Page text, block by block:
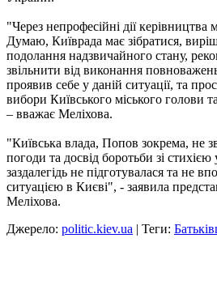
"Через непрофесійні дії керівництва
Думаю, Київрада має зібратися,
подолання надзвичайного стану,
звільнити від виконання
проявив себе у даній ситуації, та
вибори Київського міського голови
– вважає Меліхова.
"Київська влада, Попов зокрема, не
погоди та досвід боротьби зі стихією
заздалегідь не підготувалася та не
ситуацією в Києві", - заявила
Меліхова.
Джерело: politic.kiev.ua | Теги: